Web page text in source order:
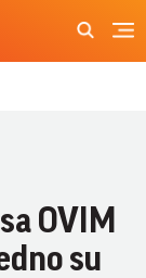
OVIM
su